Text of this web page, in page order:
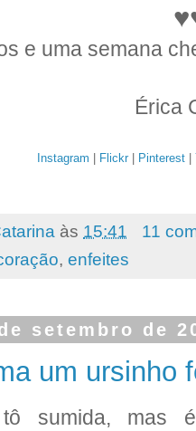
e uma semana
Érica
Instagram Flickr Pinterest
às 15:41
11
, enfeites
setembro de
um ursinho
sumida, mas